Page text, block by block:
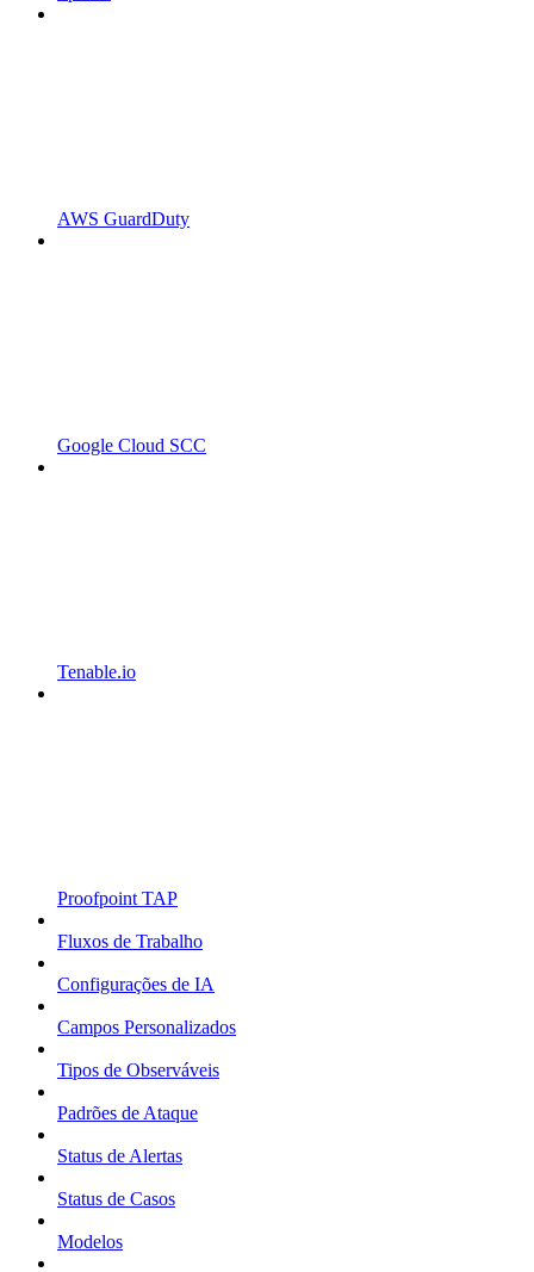
AWS GuardDuty
Google Cloud SCC
Tenable.io
Proofpoint TAP
Fluxos de Trabalho
Configurações de IA
Campos Personalizados
Tipos de Observáveis
Padrões de Ataque
Status de Alertas
Status de Casos
Modelos